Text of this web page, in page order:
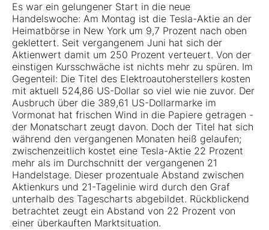
Kontakt
Es war ein gelungener Start in die neue
Handelswoche: Am Montag ist die Tesla-Aktie an der
Heimatbörse in New York um 9,7 Prozent nach oben
geklettert. Seit vergangenem Juni hat sich der
Aktienwert damit um 250 Prozent verteuert. Von der
einstigen Kursschwäche ist nichts mehr zu spüren. Im
Gegenteil: Die Titel des Elektroautoherstellers kosten
mit aktuell 524,86 US-Dollar so viel wie nie zuvor. Der
Ausbruch über die 389,61 US-Dollarmarke im
Vormonat hat frischen Wind in die Papiere getragen -
der Monatschart zeugt davon. Doch der Titel hat sich
während den vergangenen Monaten heiß gelaufen;
zwischenzeitlich kostet eine Tesla-Aktie 22 Prozent
mehr als im Durchschnitt der vergangenen 21
Handelstage. Dieser prozentuale Abstand zwischen
Aktienkurs und 21-Tagelinie wird durch den Graf
unterhalb des Tagescharts abgebildet. Rückblickend
betrachtet zeugt ein Abstand von 22 Prozent von
einer überkauften Marktsituation.